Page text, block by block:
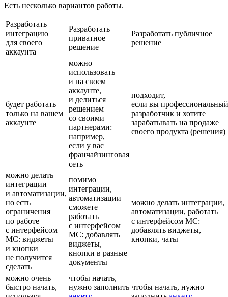
Есть несколько вариантов работы.
Разработать
интеграцию
для своего
аккаунта
Разработать
приватное
решение
Разработать публичное
решение
будет работать
только на вашем
аккаунте
можно
использовать
и на своем
аккаунте,
и делиться
решением
со своими
партнерами:
например,
если у вас
франчайзинговая
сеть
подходит,
если вы профессиональный
разработчик и хотите
зарабатывать на продаже
своего продукта (решения)
можно делать
интеграции
и автоматизации,
но есть
ограничения
по работе
с интерфейсом
МС: виджеты
и кнопки
не получится
сделать
помимо
интеграции,
автоматизации
сможете
работать
с интерфейсом
МС: добавлять
виджеты,
кнопки в разные
документы
можно делать интеграции,
автоматизации, работать
с интерфейсом МС:
добавлять виджеты,
кнопки, чаты
можно очень
быстро начать,
чтобы начать,
нужно заполнить чтобы начать, нужно